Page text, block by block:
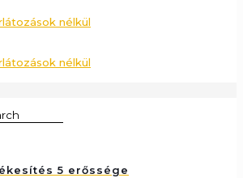
5 erőssége